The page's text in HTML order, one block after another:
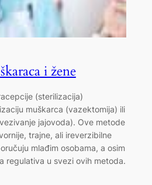
i žene
(sterilizacija)
muškarca (vazektomija) ili
jajovoda). Ove metode
trajne, ali ireverzibilne
mlađim osobama, a osim
regulativa u svezi ovih metoda.